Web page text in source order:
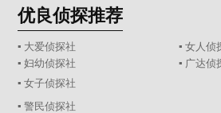
优良侦探推荐
▪ 大爱侦探社
▪ 女人侦
▪ 妇幼侦探社
▪ 广达侦
▪ 女子侦探社
▪ 警民侦探社